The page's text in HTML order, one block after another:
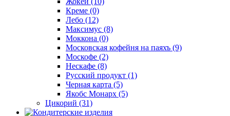
Креме (0)
Лебо (12)
Максимус (8)
Моккона (0)
Московская кофейня на паяхъ (9)
Москофе (2)
Нескафе (8)
Русский продукт (1)
Черная карта (5)
Якобс Монарх (5)
Цикорий (31)